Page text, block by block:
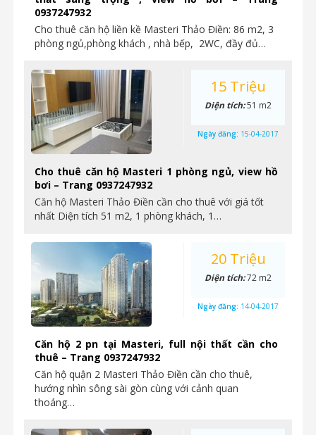
0937247932
Cho thuê căn hộ liền kề Masteri Thảo Điền: 86 m2, 3
phòng ngủ,phòng khách , nhà bếp, 2WC, đầy đủ…
Cho thuê căn hộ Masteri 1 phòng ngủ, view hồ
bơi – Trang 0937247932
Căn hộ Masteri Thảo Điền cần cho thuê với giá tốt
nhất Diện tích 51 m2, 1 phòng khách, 1…
15 Triệu
Diện tích:51 m2
Ngày đăng: 15-04-2017
Căn hộ 2 pn tại Masteri, full nội thất cần cho
thuê – Trang 0937247932
Căn hộ quận 2 Masteri Thảo Điền cần cho thuê,
hướng nhìn sông sài gòn cùng với cảnh quan
thoáng…
20 Triệu
Diện tích:72 m2
Ngày đăng: 14-04-2017